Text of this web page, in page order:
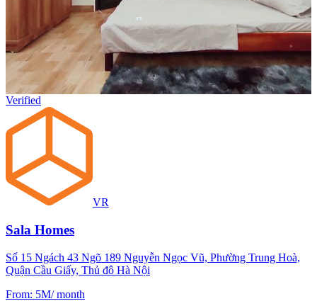
Verified
VR
Sala Homes
Số 15 Ngách 43 Ngõ 189 Nguyễn Ngọc Vũ, Phường Trung Hoà,
Quận Cầu Giấy, Thủ đô Hà Nội
From: 5M/month